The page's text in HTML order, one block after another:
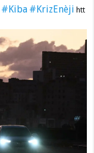
#Kiba #KrizEnèji htt